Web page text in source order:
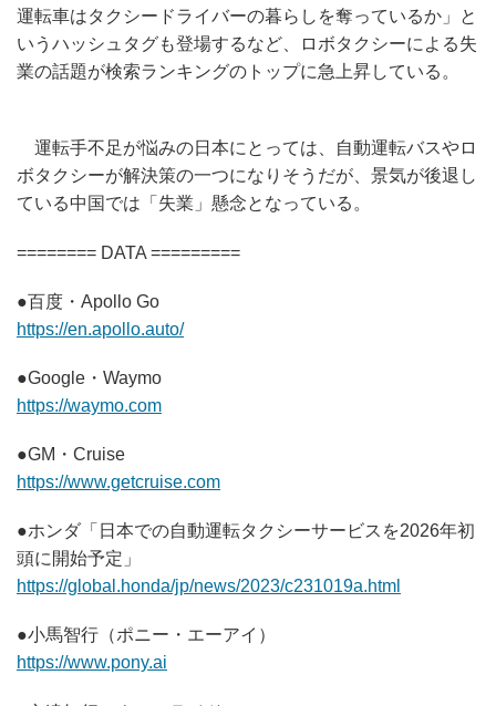
運転車はタクシードライバーの暮らしを奪っているか」と
いうハッシュタグも登場するなど、ロボタクシーによる失
業の話題が検索ランキングのトップに急上昇している。
運転手不足が悩みの日本にとっては、自動運転バスやロ
ボタクシーが解決策の一つになりそうだが、景気が後退し
ている中国では「失業」懸念となっている。
======== DATA =========
●百度・Apollo Go
https://en.apollo.auto/
●Google・Waymo
https://waymo.com
●GM・Cruise
https://www.getcruise.com
●ホンダ「日本での自動運転タクシーサービスを2026年初
頭に開始予定」
https://global.honda/jp/news/2023/c231019a.html
●小馬智行（ポニー・エーアイ）
https://www.pony.ai